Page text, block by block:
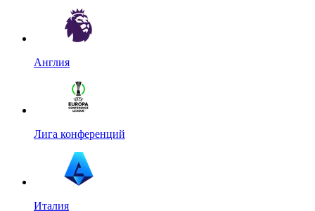
Англия
Лига конференций
Италия